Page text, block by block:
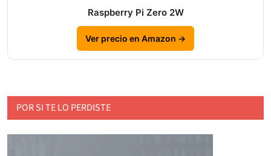
Raspberry Pi Zero 2W
Ver precio en Amazon →
POR SI TE LO PERDISTE